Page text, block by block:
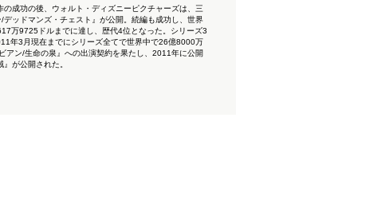
成功の後、ウォルト・ディズニーピクチャーズは、三
ッドマンズ・チェスト』が公開。続編も成功し、世界
万9725ドルまでに達し、歴代4位となった。シリーズ3
年3月現在までにシリーズ全てで世界中で26億8000万
アン/生命の泉』への出演契約を果たし、2011年に公開
が公開された。